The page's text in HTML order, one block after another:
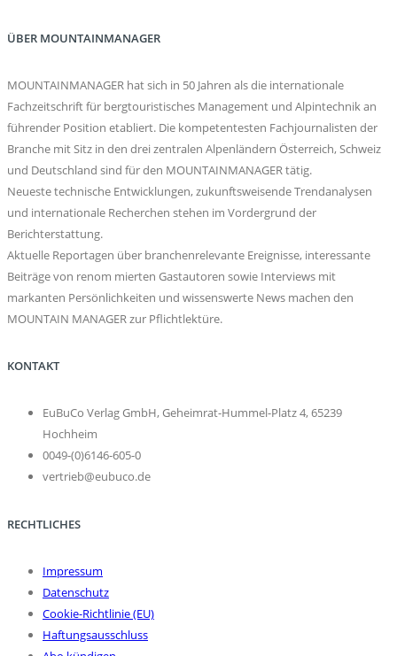
ÜBER MOUNTAINMANAGER
MOUNTAINMANAGER hat sich in 50 Jahren als die internationale
Fachzeitschrift für bergtouristisches Management und Alpintechnik an
führender Position etabliert. Die kompetentesten Fachjournalisten der
Branche mit Sitz in den drei zentralen Alpenländern Österreich, Schweiz
und Deutschland sind für den MOUNTAINMANAGER tätig.
Neueste technische Entwicklungen, zukunftsweisende Trendanalysen
und internationale Recherchen stehen im Vordergrund der
Berichterstattung.
Aktuelle Reportagen über branchenrelevante Ereignisse, interessante
Beiträge von renom mierten Gastautoren sowie Interviews mit
markanten Persönlichkeiten und wissenswerte News machen den
MOUNTAIN MANAGER zur Pflichtlektüre.
KONTAKT
EuBuCo Verlag GmbH, Geheimrat-Hummel-Platz 4, 65239
Hochheim
0049-(0)6146-605-0
vertrieb@eubuco.de
RECHTLICHES
Impressum
Datenschutz
Cookie-Richtlinie (EU)
Haftungsausschluss